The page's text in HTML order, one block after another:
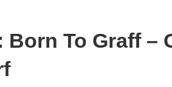
Born To Graff –